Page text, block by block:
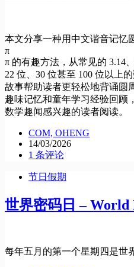
本文分享一种用中文谐音记忆
π
π 的有趣方法，从常见的 3.14
22 位、30 位甚至 100 位以上
故事帮助读者更轻松地背诵圆
趣味记忆和童年学习经验回顾
数学趣闻感兴趣的读者阅读。
COM, OHENG
14/03/2026
1 条评论
节日假期
世界密码日 – World
每年五月的第一个星期四是世